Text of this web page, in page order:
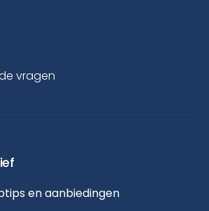
vragen
en aanbiedingen